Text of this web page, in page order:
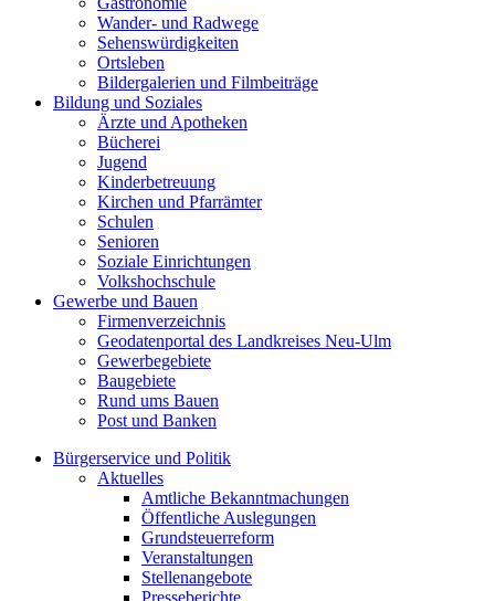
Wander- und Radwege
Sehenswürdigkeiten
Ortsleben
Bildergalerien und Filmbeiträge
Bildung und Soziales
Ärzte und Apotheken
Bücherei
Jugend
Kinderbetreuung
Kirchen und Pfarrämter
Schulen
Senioren
Soziale Einrichtungen
Volkshochschule
Gewerbe und Bauen
Firmenverzeichnis
Geodatenportal des Landkreises Neu-Ulm
Gewerbegebiete
Baugebiete
Rund ums Bauen
Post und Banken
Bürgerservice und Politik
Aktuelles
Amtliche Bekanntmachungen
Öffentliche Auslegungen
Grundsteuerreform
Veranstaltungen
Stellenangebote
Presseberichte